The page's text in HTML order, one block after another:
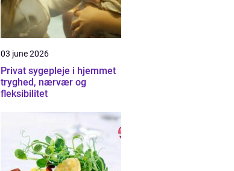
03 june 2026
Privat sygepleje i hjemmet
tryghed, nærvær og
fleksibilitet